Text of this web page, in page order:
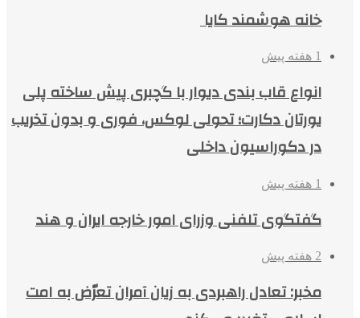
خانه هوشمند کایا
1 هفته پیش
انواع قاب بندی دیوار با گچبری پیش ساخته پلی
یورتان دکارت؛ تحولی لوکس، فوری و بدون تخریب
در دکوراسیون داخلی
1 هفته پیش
گفتگوی تلفنی وزرای امور خارجه ایران و هند
2 هفته پیش
مخبر: تعادل راهبردی به زیان آمران تعرّض به امت